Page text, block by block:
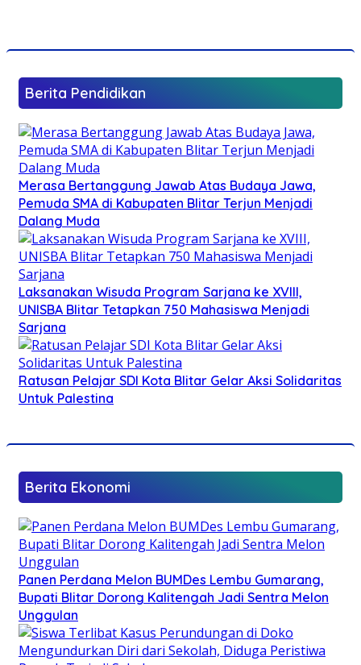
Berita Pendidikan
Merasa Bertanggung Jawab Atas Budaya Jawa,
Pemuda SMA di Kabupaten Blitar Terjun Menjadi
Dalang Muda
Laksanakan Wisuda Program Sarjana ke XVIII,
UNISBA Blitar Tetapkan 750 Mahasiswa Menjadi
Sarjana
Ratusan Pelajar SDI Kota Blitar Gelar Aksi Solidaritas
Untuk Palestina
Berita Ekonomi
Panen Perdana Melon BUMDes Lembu Gumarang,
Bupati Blitar Dorong Kalitengah Jadi Sentra Melon
Unggulan